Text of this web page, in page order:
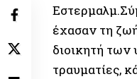
έχασαν τη
διοικητή
τραυματίες,